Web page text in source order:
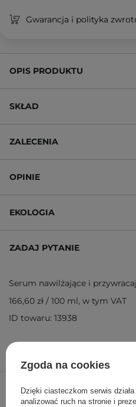
Gwarancja i polityka
OPIS PRODUKTU
SKŁAD
ZALECENIA
OPINIE
EKOLOGIA
ZADAJ PYTANIE
Serum nawilżające i
166,60 zł / 100 ml, w tym VAT
ID towaru: 13938
Zgoda na cookies
Dzięki ciasteczkom serwis
analizować ruch na stronie i